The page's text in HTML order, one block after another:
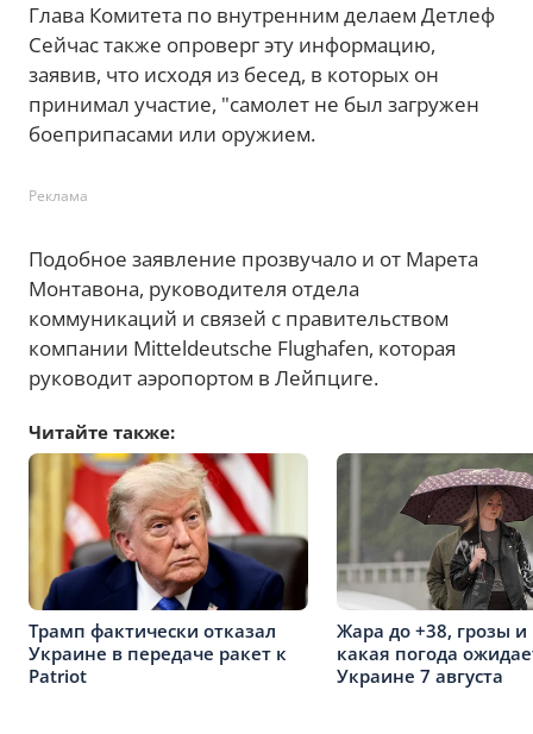
Глава Комитета по внутренним делаем Детлеф
Сейчас также опроверг эту информацию,
заявив, что исходя из бесед, в которых он
принимал участие, "самолет не был загружен
боеприпасами или оружием.
Реклама
Подобное заявление прозвучало и от Марета
Монтавона, руководителя отдела
коммуникаций и связей с правительством
компании Mitteldeutsche Flughafen, которая
руководит аэропортом в Лейпциге.
Читайте также:
Трамп фактически отказал
Украине в передаче ракет к
Patriot
Жара до +38, грозы и
какая погода
Украине 7 августа